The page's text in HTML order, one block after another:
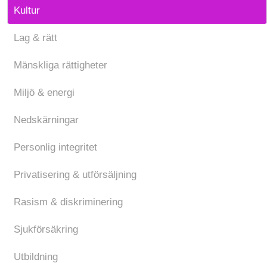
Kultur
Lag & rätt
Mänskliga rättigheter
Miljö & energi
Nedskärningar
Personlig integritet
Privatisering & utförsäljning
Rasism & diskriminering
Sjukförsäkring
Utbildning